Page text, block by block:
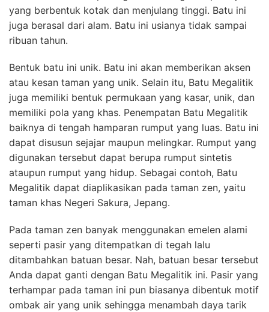
yang berbentuk kotak dan menjulang tinggi. Batu ini
juga berasal dari alam. Batu ini usianya tidak sampai
ribuan tahun.
Bentuk batu ini unik. Batu ini akan memberikan aksen
atau kesan taman yang unik. Selain itu, Batu Megalitik
juga memiliki bentuk permukaan yang kasar, unik, dan
memiliki pola yang khas. Penempatan Batu Megalitik
baiknya di tengah hamparan rumput yang luas. Batu ini
dapat disusun sejajar maupun melingkar. Rumput yang
digunakan tersebut dapat berupa rumput sintetis
ataupun rumput yang hidup. Sebagai contoh, Batu
Megalitik dapat diaplikasikan pada taman zen, yaitu
taman khas Negeri Sakura, Jepang.
Pada taman zen banyak menggunakan emelen alami
seperti pasir yang ditempatkan di tegah lalu
ditambahkan batuan besar. Nah, batuan besar tersebut
Anda dapat ganti dengan Batu Megalitik ini. Pasir yang
terhampar pada taman ini pun biasanya dibentuk motif
ombak air yang unik sehingga menambah daya tarik